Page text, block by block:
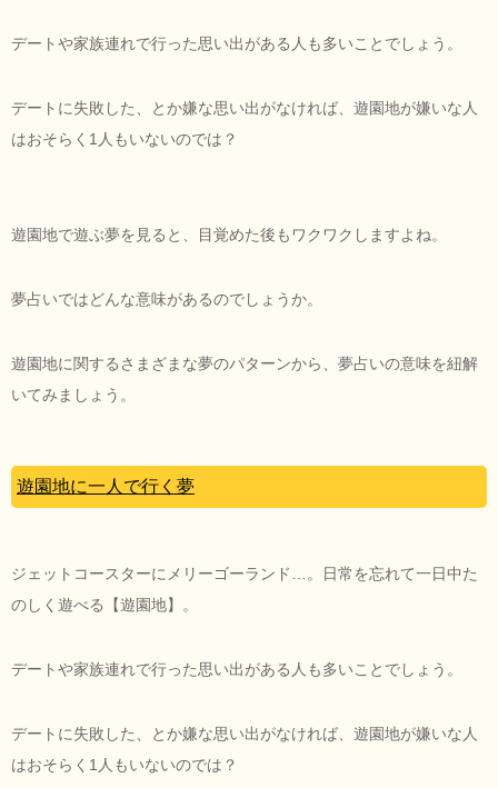
デートや家族連れで行った思い出がある人も多いことでしょう。
デートに失敗した、とか嫌な思い出がなければ、遊園地が嫌いな人
はおそらく1人もいないのでは？
遊園地で遊ぶ夢を見ると、目覚めた後もワクワクしますよね。
夢占いではどんな意味があるのでしょうか。
遊園地に関するさまざまな夢のパターンから、夢占いの意味を紐解
いてみましょう。
遊園地に一人で行く夢
ジェットコースターにメリーゴーランド…。日常を忘れて一日中た
のしく遊べる【遊園地】。
デートや家族連れで行った思い出がある人も多いことでしょう。
デートに失敗した、とか嫌な思い出がなければ、遊園地が嫌いな人
はおそらく1人もいないのでは？